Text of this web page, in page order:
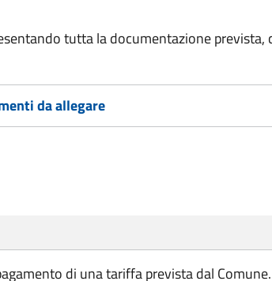
tutta la documentazione prevista,
da allegare
di una tariffa prevista dal Comune.